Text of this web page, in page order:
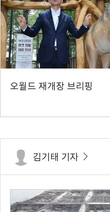
오월드 재개장 브리핑
김기태 기자